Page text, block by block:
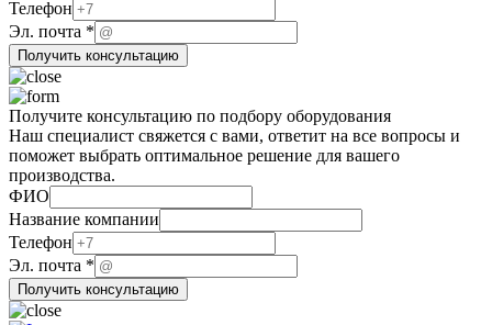
Телефон
Телефон
почта
компании
Эл. почта *
Получить консультацию
Получите консультацию по подбору оборудования
Наш специалист свяжется с вами, ответит на все вопросы и
поможет выбрать оптимальное решение для вашего
производства.
ФИО
Название компании
Телефон
компании
Эл.
Название
Эл. почта *
Получить консультацию